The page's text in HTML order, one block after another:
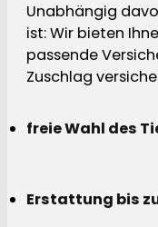
Unabhängig
ist: Wir bieten
passende
Zuschlag
freie Wahl des
Erstattung bis